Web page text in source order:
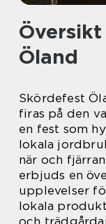
Öland
Skördefest
firas på den
en fest som
lokala
när och
erbjuds en
upplevelser
lokala
och